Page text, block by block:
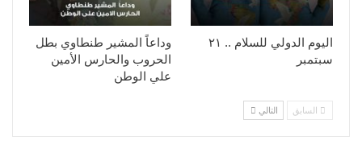
وداعاً المشير طنطاوي بطل
الحروب والحارس الأمين
علي الوطن
اليوم الدولي للسلام .. ٢١
سبتمبر
السابق التالي